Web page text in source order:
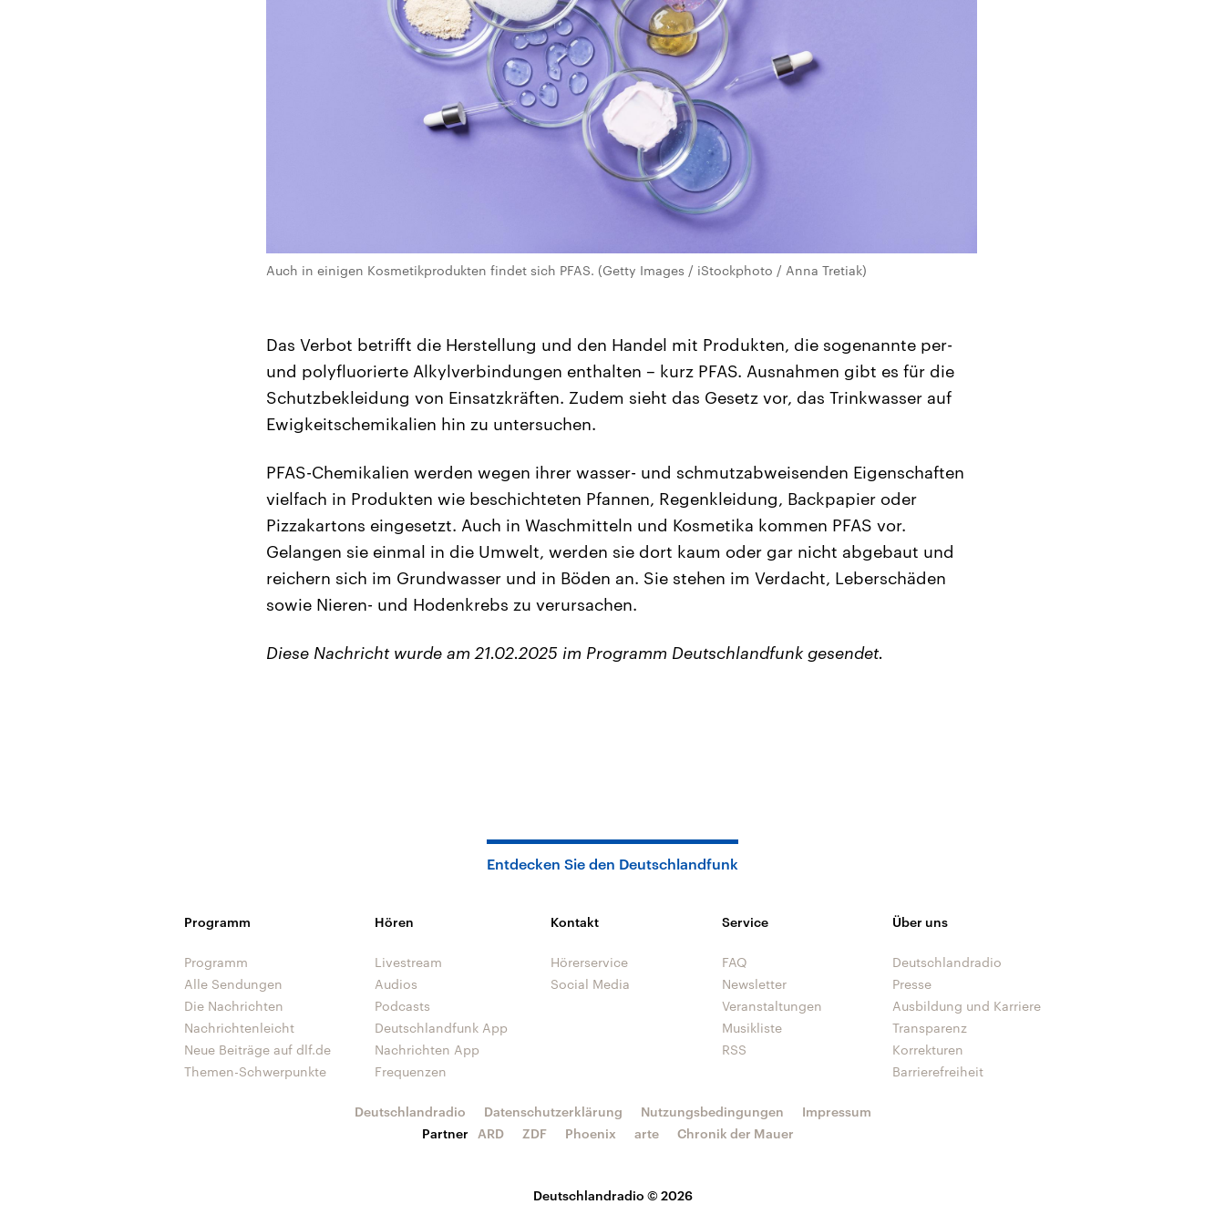
Auch in einigen Kosmetikprodukten findet sich PFAS. (Getty Images / iStockphoto / Anna Tretiak)
Das Verbot betrifft die Herstellung und den Handel mit Produkten, die sogenannte per-
und polyfluorierte Alkylverbindungen enthalten – kurz PFAS. Ausnahmen gibt es für die
Schutzbekleidung von Einsatzkräften. Zudem sieht das Gesetz vor, das Trinkwasser auf
Ewigkeitschemikalien hin zu untersuchen.
PFAS-Chemikalien werden wegen ihrer wasser- und schmutzabweisenden Eigenschaften
vielfach in Produkten wie beschichteten Pfannen, Regenkleidung, Backpapier oder
Pizzakartons eingesetzt. Auch in Waschmitteln und Kosmetika kommen PFAS vor.
Gelangen sie einmal in die Umwelt, werden sie dort kaum oder gar nicht abgebaut und
reichern sich im Grundwasser und in Böden an. Sie stehen im Verdacht, Leberschäden
sowie Nieren- und Hodenkrebs zu verursachen.
Diese Nachricht wurde am 21.02.2025 im Programm Deutschlandfunk gesendet.
Entdecken Sie den Deutschlandfunk
Programm
Programm
Alle Sendungen
Die Nachrichten
Nachrichtenleicht
Neue Beiträge auf dlf.de
Themen-Schwerpunkte
Hören
Livestream
Audios
Podcasts
Deutschlandfunk App
Nachrichten App
Frequenzen
Kontakt
Hörerservice
Social Media
Service
FAQ
Newsletter
Veranstaltungen
Musikliste
RSS
Über uns
Deutschlandradio
Presse
Ausbildung und Karriere
Transparenz
Korrekturen
Barrierefreiheit
Deutschlandradio © 2026
Deutschlandradio Datenschutzerklärung Nutzungsbedingungen
Impressum
Partner
ARD ZDF Phoenix arte Chronik der Mauer